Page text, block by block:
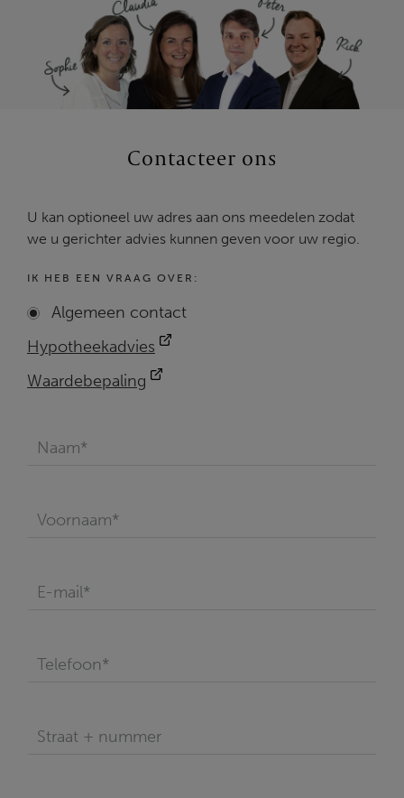
Contacteer ons
U kan optioneel uw adres aan ons meedelen zodat
we u gerichter advies kunnen geven voor uw regio.
IK HEB EEN VRAAG OVER:
Algemeen contact
Hypotheekadvies
Waardebepaling